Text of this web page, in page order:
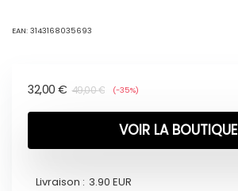
EAN: 3143168035693
49,00€
32,00 € (-35%)
VOIR LA BOUTIQUE
Livraison : 3.90 EUR